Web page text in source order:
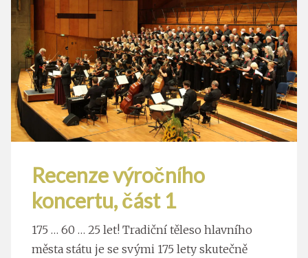
Recenze výročního
koncertu, část 1
175 … 60 … 25 let! Tradiční těleso hlavního
města státu je se svými 175 lety skutečně